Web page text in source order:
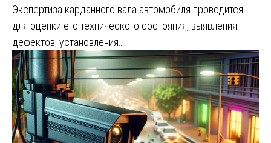
Экспертиза карданного вала автомобиля проводится
для оценки его технического состояния, выявления
дефектов, установления…